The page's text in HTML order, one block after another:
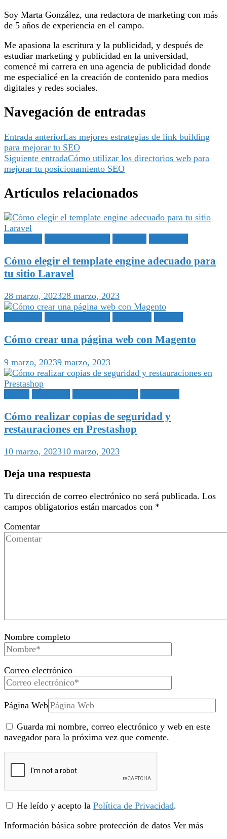
Soy Marta González, una redactora de marketing con más
de 5 años de experiencia en el campo.
Me apasiona la escritura y la publicidad, y después de
estudiar marketing y publicidad en la universidad,
comencé mi carrera en una agencia de publicidad donde
me especialicé en la creación de contenido para medios
digitales y redes sociales.
Navegación de entradas
Entrada anteriorLas mejores estrategias de link building
para mejorar tu SEO
Siguiente entradaCómo utilizar los directorios web para
mejorar tu posicionamiento SEO
Artículos relacionados
Cómo elegir el template engine adecuado para
tu sitio Laravel
28 marzo, 202328 marzo, 2023
Cómo crear una página web con Magento
9 marzo, 20239 marzo, 2023
Cómo realizar copias de seguridad y
restauraciones en Prestashop
10 marzo, 202310 marzo, 2023
Deja una respuesta
Tu dirección de correo electrónico no será publicada. Los
campos obligatorios están marcados con *
Comentar
Nombre completo
Correo electrónico
Página Web
Guarda mi nombre, correo electrónico y web en este
navegador para la próxima vez que comente.
He leído y acepto la Política de Privacidad.
Información básica sobre protección de datos Ver más